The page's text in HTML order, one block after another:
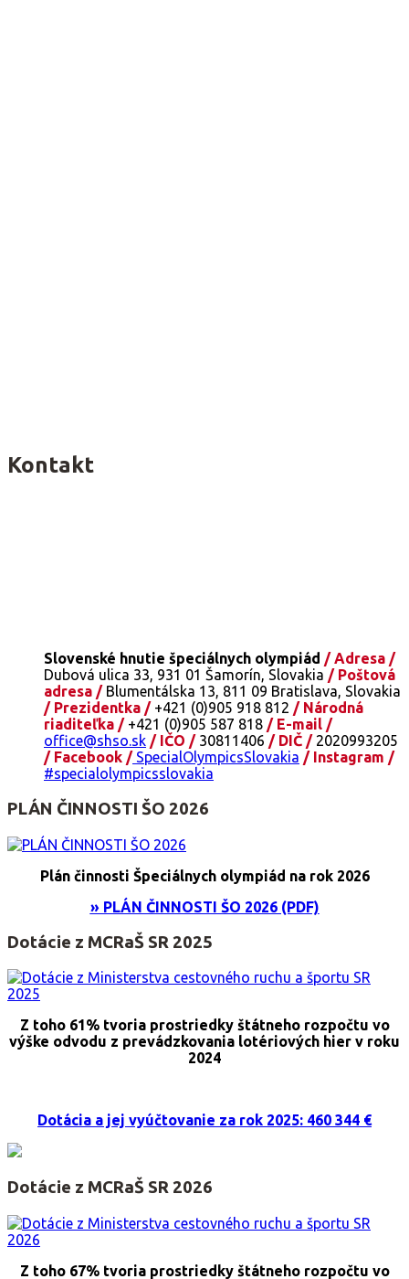
Kontakt
Slovenské hnutie špeciálnych olympiád / Adresa /
Dubová ulica 33, 931 01 Šamorín, Slovakia / Poštová
adresa / Blumentálska 13, 811 09 Bratislava, Slovakia
/ Prezidentka / +421 (0)905 918 812 / Národná
riaditeľka / +421 (0)905 587 818 / E-mail /
office@shso.sk / IČO / 30811406 / DIČ / 2020993205
/ Facebook / SpecialOlympicsSlovakia / Instagram /
#specialolympicsslovakia
PLÁN ČINNOSTI ŠO 2026
Plán činnosti Špeciálnych olympiád na rok 2026
» PLÁN ČINNOSTI ŠO 2026 (PDF)
Dotácie z MCRaŠ SR 2025
Z toho 61% tvoria prostriedky štátneho rozpočtu vo
výške odvodu z prevádzkovania lotériových hier v roku
2024
Dotácia a jej vyúčtovanie za rok 2025: 460 344 €
Dotácie z MCRaŠ SR 2026
Z toho 67% tvoria prostriedky štátneho rozpočtu vo